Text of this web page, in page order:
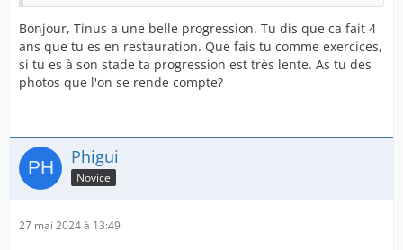
Bonjour, Tinus a une belle progression. Tu dis que ca fait 4
ans que tu es en restauration. Que fais tu comme exercices,
si tu es à son stade ta progression est très lente. As tu des
photos que l'on se rende compte?
Phigui
Novice
27 mai 2024 à 13:49